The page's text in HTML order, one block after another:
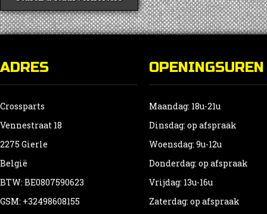
ADRES
Crossparts
Vennestraat 18
2275 Gierle
België
BTW: BE0807590623
GSM: +32498608155
OPENINGSUREN
Maandag: 18u-21u
Dinsdag: op afspraak
Woensdag: 9u-12u
Donderdag: op afspraak
Vrijdag: 13u-16u
Zaterdag: op afspraak